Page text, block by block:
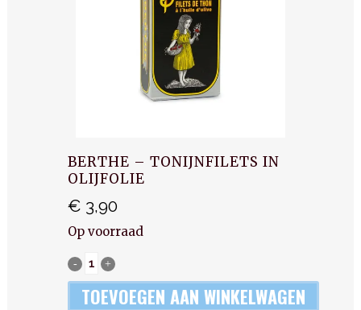
BERTHE – TONIJNFILETS IN
OLIJFOLIE
€ 3,90
Op voorraad
Berthe
TOEVOEGEN AAN WINKELWAGEN